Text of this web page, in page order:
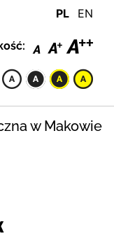
PL EN
w Makowie